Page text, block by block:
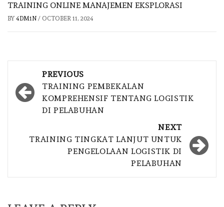
TRAINING ONLINE MANAJEMEN EKSPLORASI
BY 4DM1N / OCTOBER 11, 2024
navigation
PREVIOUS
TRAINING PEMBEKALAN
KOMPREHENSIF TENTANG LOGISTIK
DI PELABUHAN
NEXT
TRAINING TINGKAT LANJUT UNTUK
PENGELOLAAN LOGISTIK DI
PELABUHAN